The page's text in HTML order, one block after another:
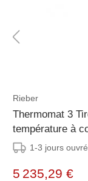
Rieber
Thermomat 3
température à
1-3 jours
5 235,29 €